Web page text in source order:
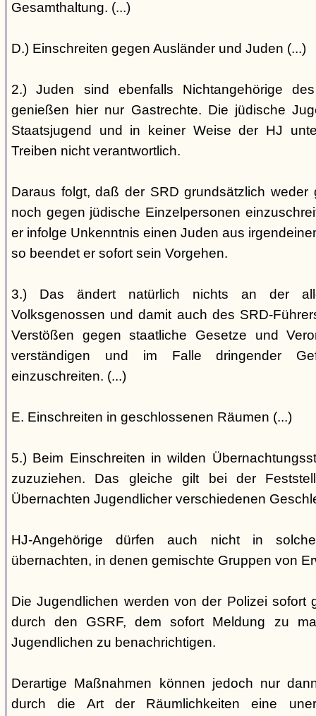
Gesamthaltung. (...)
D.) Einschreiten gegen Ausländer und Juden (...)
2.) Juden sind ebenfalls Nichtangehörige
genießen hier nur Gastrechte. Die jüdische
Staatsjugend und in keiner Weise der HJ
Treiben nicht verantwortlich.
Daraus folgt, daß der SRD grundsätzlich weder
noch gegen jüdische Einzelpersonen
er infolge Unkenntnis einen Juden aus
so beendet er sofort sein Vorgehen.
3.) Das ändert natürlich nichts an der
Volksgenossen und damit auch des SRD-
Verstößen gegen staatliche Gesetze und
verständigen und im Falle dringender
einzuschreiten. (...)
E. Einschreiten in geschlossenen Räumen (...)
5.) Beim Einschreiten in wilden
zuzuziehen. Das gleiche gilt bei der
Übernachten Jugendlicher verschiedenen
HJ-Angehörige dürfen auch nicht in
übernachten, in denen gemischte Gruppen von
Die Jugendlichen werden von der Polizei sofort
durch den GSRF, dem sofort Meldung zu
Jugendlichen zu benachrichtigen.
Derartige Maßnahmen können jedoch nur
durch die Art der Räumlichkeiten eine